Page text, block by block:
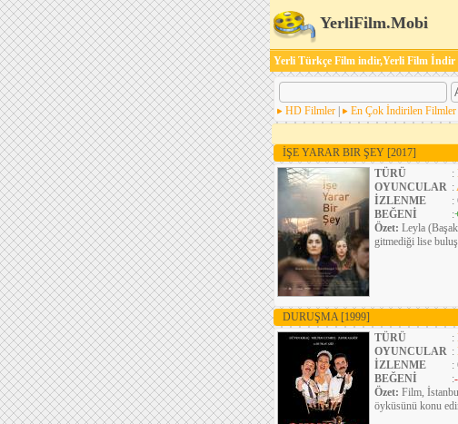
YerliFilm.Mobi
Yerli Türkçe Film indir,Yerli Film
HD Filmler En Çok İndirilen Filmler
İŞE YARAR BIR ŞEY [2017]
TÜRÜ
:
OYUNCULAR :
İZLENME
:
BEĞENİ
:
Özet: Leyla
gitmediği lise
DURUŞMA [1999]
TÜRÜ
:
OYUNCULAR :
İZLENME
:
BEĞENİ
:
Özet: Film,
öyküsünü konu